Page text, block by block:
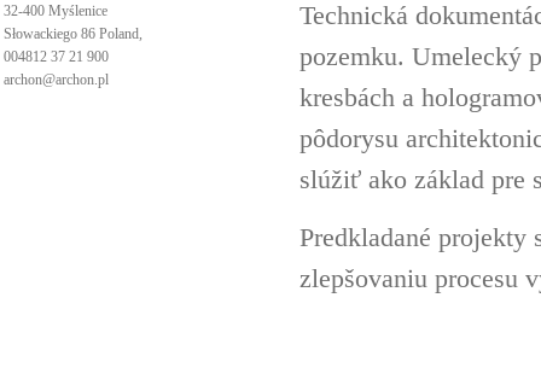
32-400 Myślenice
Słowackiego 86 Poland,
004812 37 21 900
archon@archon.pl
Technická
pozemku. Umelecký
kresbách a
pôdorysu
slúžiť ako základ pre
Predkladané
zlepšovaniu procesu